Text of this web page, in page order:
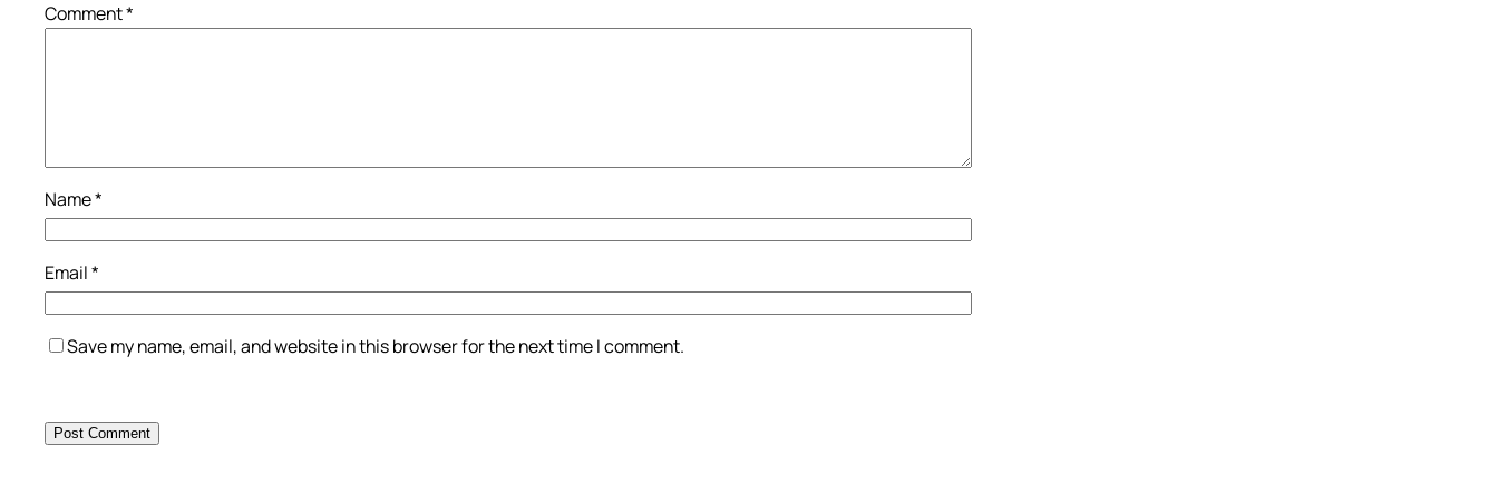
Comment*
Name*
Email*
Save my name, email, and website in this browser for the next time I comment.